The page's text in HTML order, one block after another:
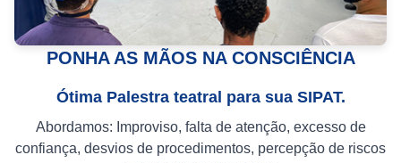
PONHA AS MÃOS NA CONSCIÊNCIA
Ótima Palestra teatral para sua SIPAT.
Abordamos: Improviso, falta de atenção, excesso de
confiança, desvios de procedimentos, percepção de riscos